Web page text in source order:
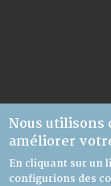
Nous utilisons
améliorer
En cliquant sur un
configurions des